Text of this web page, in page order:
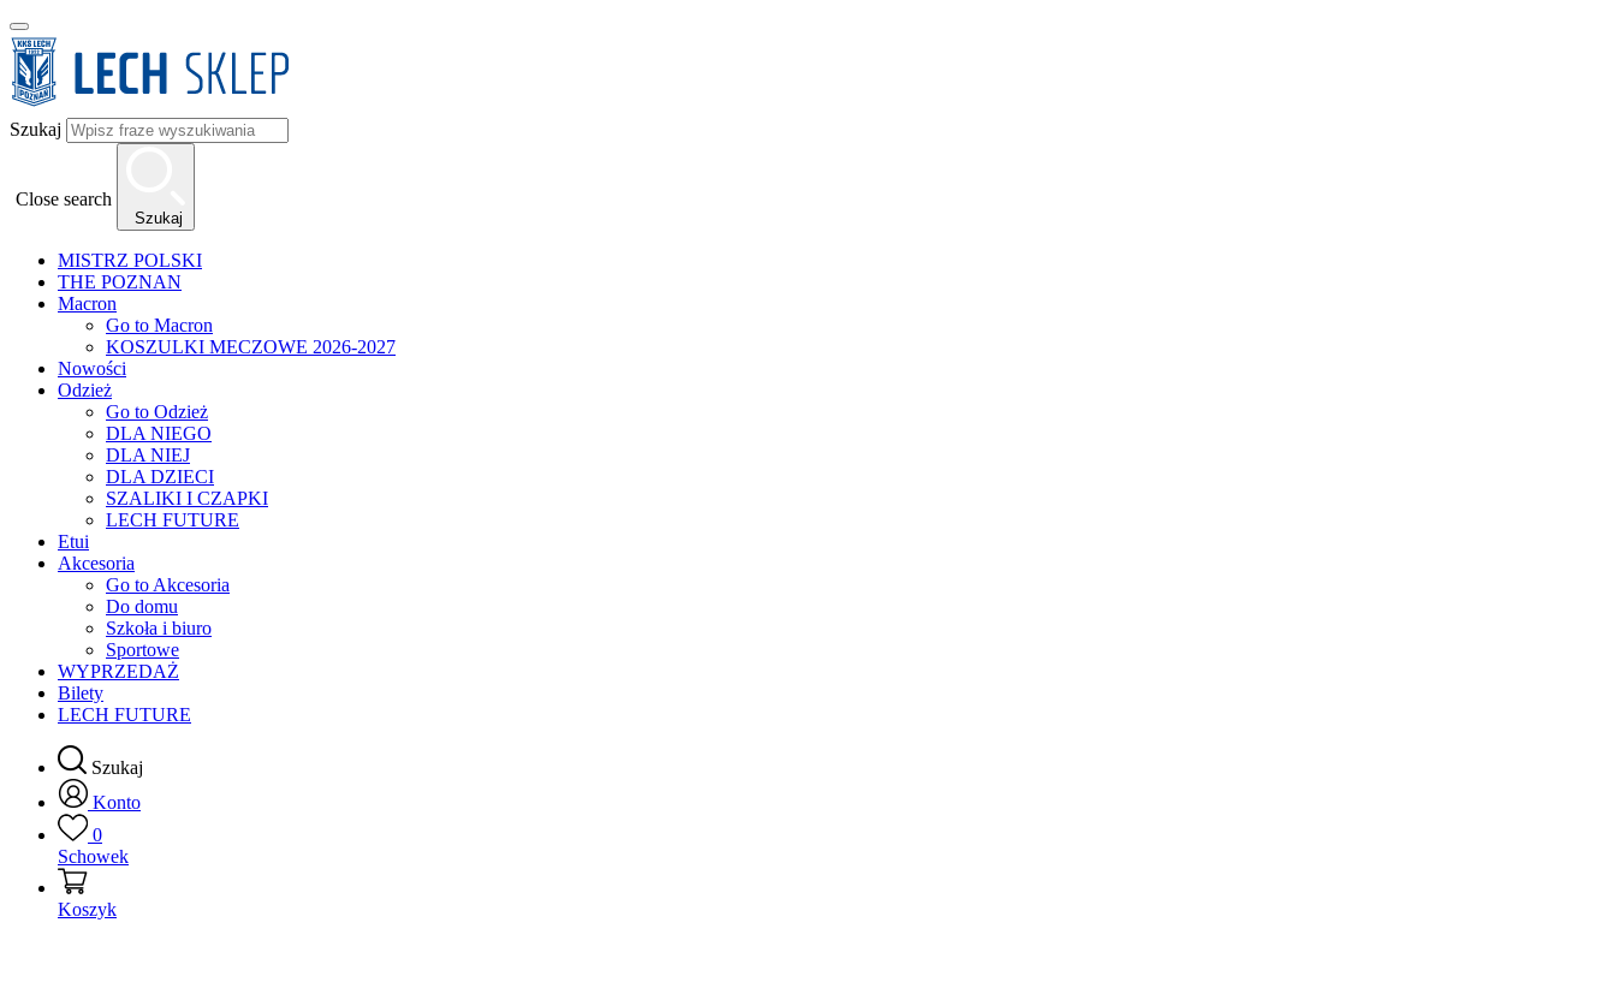
Szukaj
Close search
Szukaj
MISTRZ POLSKI
THE POZNAN
Macron
Go to Macron
KOSZULKI MECZOWE 2026-2027
Nowości
Odzież
Go to Odzież
DLA NIEGO
DLA NIEJ
DLA DZIECI
SZALIKI I CZAPKI
LECH FUTURE
Etui
Akcesoria
Go to Akcesoria
Do domu
Szkoła i biuro
Sportowe
WYPRZEDAŻ
Bilety
LECH FUTURE
Szukaj
Konto
0
Schowek
Koszyk